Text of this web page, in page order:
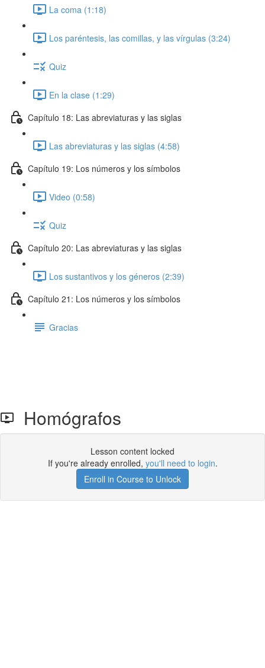
La coma (1:18)
Los paréntesis, las comillas, y las vírgulas (3:24)
Quiz
En la clase (1:29)
Capítulo 18: Las abreviaturas y las siglas
Las abreviaturas y las siglas (4:58)
Capítulo 19: Los números y los símbolos
Video (0:58)
Quiz
Capítulo 20: Las abreviaturas y las siglas
Los sustantivos y los géneros (2:39)
Capítulo 21: Los números y los símbolos
Gracias
Homógrafos
Lesson content locked
If you're already enrolled, you'll need to login.
Enroll in Course to Unlock